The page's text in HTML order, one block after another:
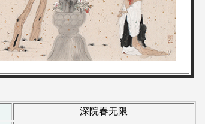
深院春无限